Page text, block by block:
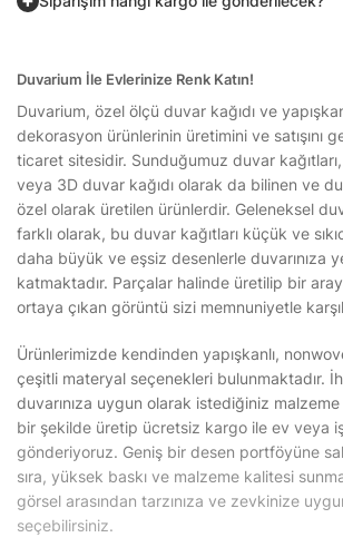
Duvarium İle Evlerinize Renk Katın!
Duvarium, özel ölçü duvar kağıdı ve
dekorasyon ürünlerinin üretimini ve satışını
ticaret sitesidir. Sunduğumuz duvar
veya 3D duvar kağıdı olarak da bilinen ve
özel olarak üretilen ürünlerdir. Geleneksel
farklı olarak, bu duvar kağıtları küçük ve
daha büyük ve eşsiz desenlerle duvarınıza
katmaktadır. Parçalar halinde üretilip bir
ortaya çıkan görüntü sizi memnuniyetle
Ürünlerimizde kendinden yapışkanlı,
çeşitli materyal seçenekleri bulunmaktadır.
duvarınıza uygun olarak istediğiniz malzeme
bir şekilde üretip ücretsiz kargo ile ev veya
gönderiyoruz. Geniş bir desen portföyüne
sıra, yüksek baskı ve malzeme kalitesi
görsel arasından tarzınıza ve zevkinize
seçebilirsiniz.